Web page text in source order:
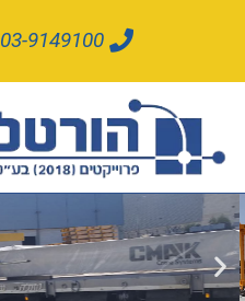
03-9149100